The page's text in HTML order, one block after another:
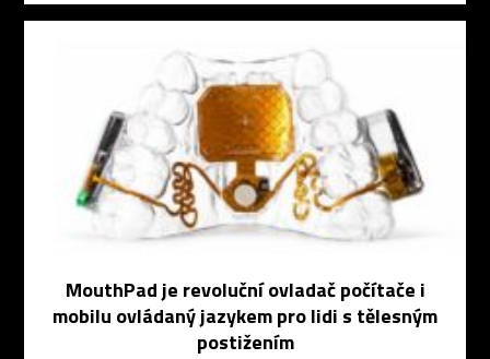
MouthPad je revoluční ovladač počítače i
mobilu ovládaný jazykem pro lidi s tělesným
postižením